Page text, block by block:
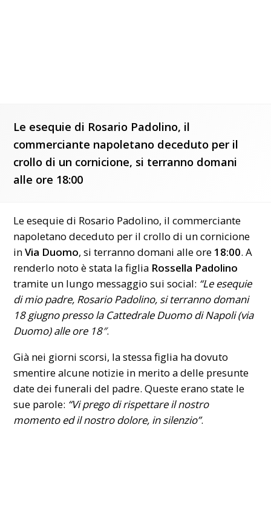
Le esequie di Rosario Padolino, il
commerciante napoletano deceduto per il
crollo di un cornicione, si terranno domani
alle ore 18:00
Le esequie di Rosario Padolino, il commerciante
napoletano deceduto per il crollo di un cornicione
inVia Duomo, si terranno domani alle ore 18:00. A
renderlo noto è stata la figlia Rossella Padolino
tramite un lungo messaggio sui social: “Le esequie
di mio padre, Rosario Padolino, si terranno domani
18 giugno presso la Cattedrale Duomo di Napoli(via
Duomo) alle ore 18″.
Già nei giorni scorsi, la stessa figlia ha dovuto
smentire alcune notizie in merito a delle presunte
date dei funerali del padre. Queste erano state le
sue parole: “Vi prego di rispettare il nostro
momento ed il nostro dolore, in silenzio”.